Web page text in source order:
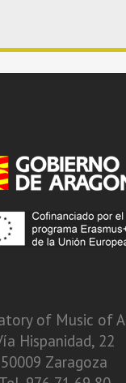
of Music of
Hispanidad, 22
50009 Zaragoza